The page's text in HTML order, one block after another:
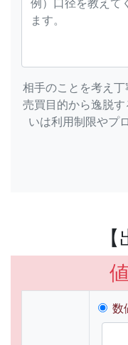
相手のことを考え丁
売買目的から逸脱
いは利用制限やプ
数